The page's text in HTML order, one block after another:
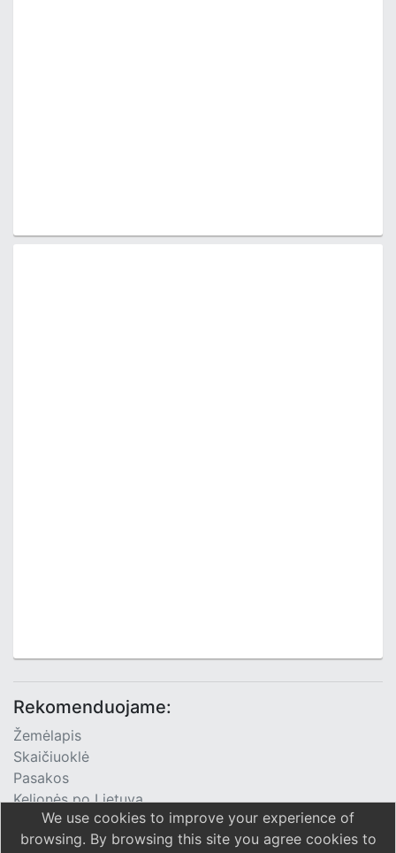
Rekomenduojame:
Žemėlapis
Skaičiuoklė
Pasakos
Kelionės po Lietuvą
TV Programa
We use cookies to improve your experience of
browsing. By browsing this site you agree cookies to